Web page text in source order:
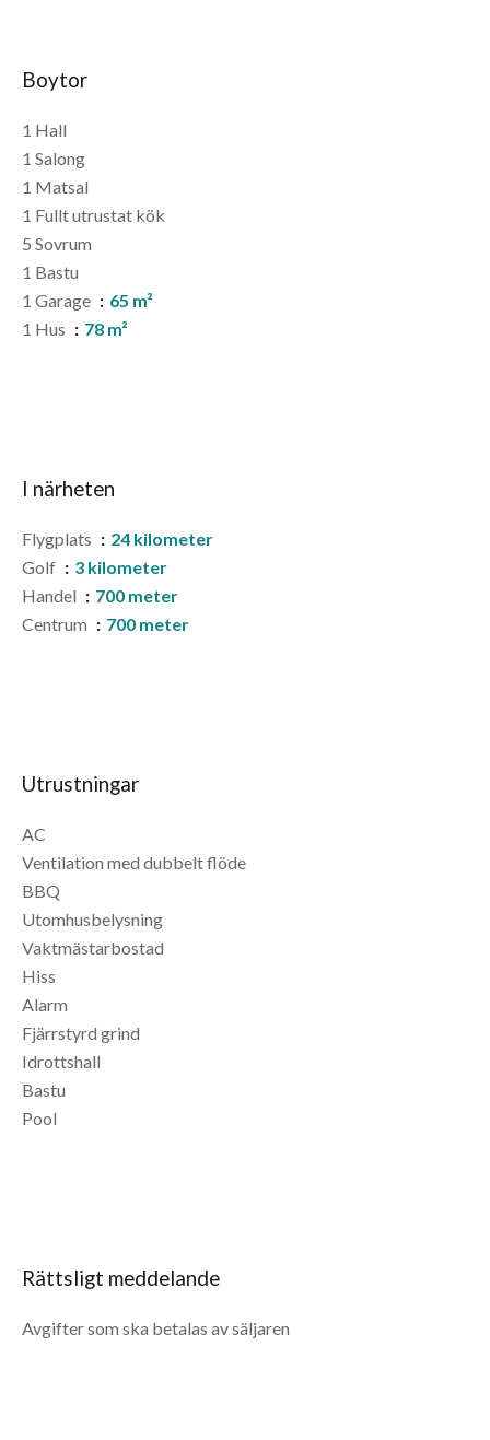
Boytor
1 Hall
1 Salong
1 Matsal
1 Fullt utrustat kök
5 Sovrum
1 Bastu
1 Garage
65 m²
1 Hus
78 m²
I närheten
Flygplats
24 kilometer
Golf
3 kilometer
Handel
700 meter
Centrum
700 meter
Utrustningar
AC
Ventilation med dubbelt flöde
BBQ
Utomhusbelysning
Vaktmästarbostad
Hiss
Alarm
Fjärrstyrd grind
Idrottshall
Bastu
Pool
Rättsligt meddelande
Avgifter som ska betalas av säljaren